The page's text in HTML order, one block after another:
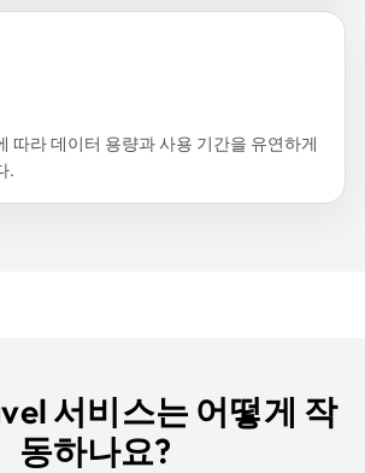
따라 데이터 용량과 사용 기간을 유연하게
.
서비스는 어떻게 작
동하나요?